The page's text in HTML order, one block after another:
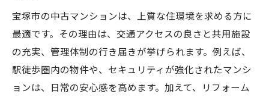
宝塚市の中古マンションは、上質な住環境を求める方に
最適です。その理由は、交通アクセスの良さと共用施設
の充実、管理体制の行き届きが挙げられます。例えば、
駅徒歩圏内の物件や、セキュリティが強化されたマンシ
ョンは、日常の安心感を高めます。加えて、リフォーム